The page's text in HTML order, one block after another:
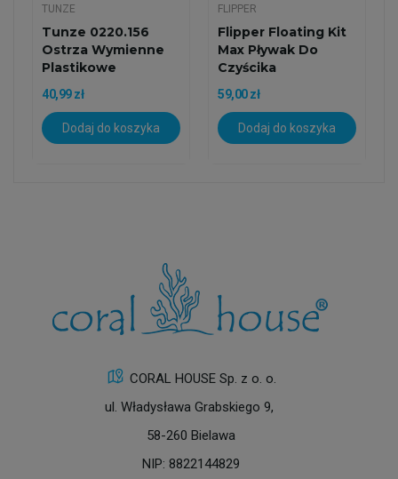
TUNZE
Tunze 0220.156
Ostrza Wymienne
Plastikowe
40,99 zł
Dodaj do koszyka
FLIPPER
Flipper Floating Kit
Max Pływak Do
Czyścika
59,00 zł
Dodaj do koszyka
CORAL HOUSE Sp. z o. o.
ul. Władysława Grabskiego 9,
58-260 Bielawa
NIP: 8822144829